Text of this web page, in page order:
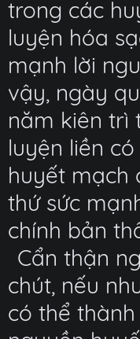
trong các
luyện hóa
mạnh lời
vậy, ngày
năm kiên trì
luyện liền
huyết mạch
thứ sức
chính bản
Cẩn thận
chút, nếu
có thể